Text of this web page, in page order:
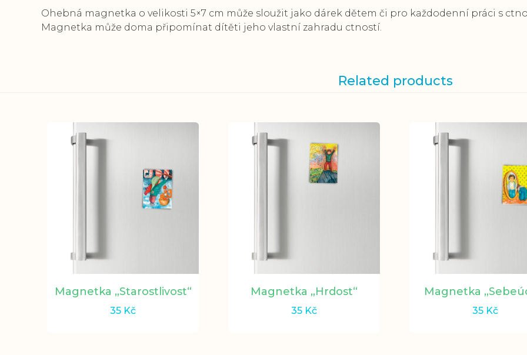
Ohebná magnetka o velikosti 5×7 cm může sloužit jako dárek dětem či pro každodenní práci s
Magnetka může doma připomínat dítěti jeho vlastní zahradu ctností.
Related products
Magnetka „Starostlivost“
35 Kč
Magnetka „Hrdost“
35 Kč
Magnetka
35 Kč